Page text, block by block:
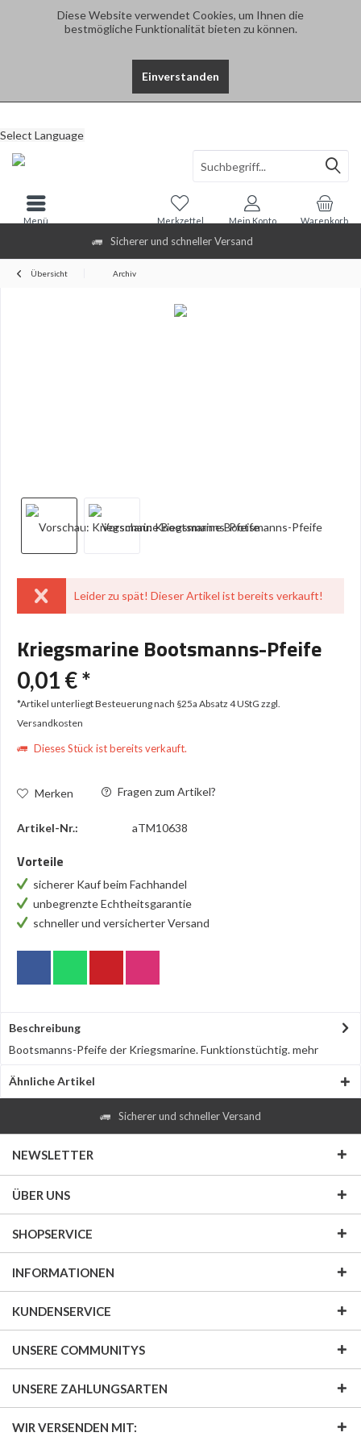
Diese Website verwendet Cookies, um Ihnen die
bestmögliche Funktionalität bieten zu können.
Einverstanden
Sicherer und schneller Versand
Select Language
Warenkorb
Merkzettel Mein Konto
Menü
Übersicht Archiv
Leider zu spät! Dieser Artikel ist bereits verkauft!
Kriegsmarine Bootsmanns-Pfeife
0,01 € *
*Artikel unterliegt Besteuerung nach §25a Absatz 4 UStG zzgl.
Versandkosten
Dieses Stück ist bereits verkauft.
Merken Fragen zum Artikel?
Artikel-Nr.: aTM10638
Vorteile
sicherer Kauf beim Fachhandel
unbegrenzte Echtheitsgarantie
schneller und versicherter Versand
Beschreibung
Bootsmanns-Pfeife der Kriegsmarine. Funktionstüchtig.mehr
Ähnliche Artikel
Sicherer und schneller Versand
NEWSLETTER
ÜBER UNS
SHOPSERVICE
INFORMATIONEN
KUNDENSERVICE
UNSERE COMMUNITYS
UNSERE ZAHLUNGSARTEN
WIR VERSENDEN MIT: